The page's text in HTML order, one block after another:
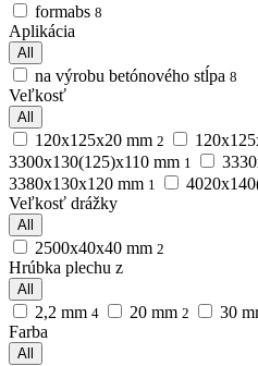
formabs 8
Aplikácia
All
na výrobu betónového stĺpa 8
Veľkosť
All
120x125x20 mm 2
3300х130(125)х110 mm 1
3380х130х120 mm 1
Veľkosť drážky
All
2500х40х40 mm 2
Hrúbka plechu z
All
2,2 mm 4 20 mm 2 30
Farba
All